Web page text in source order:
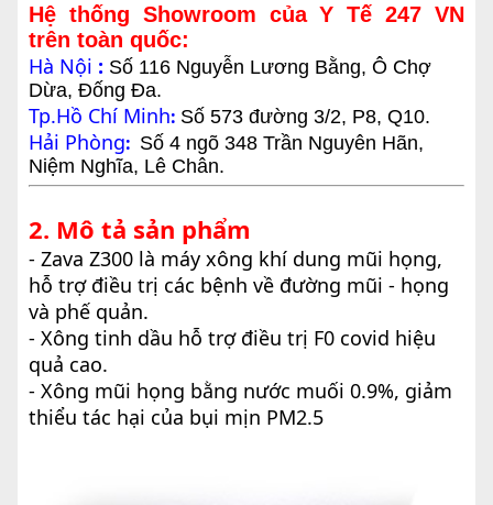
Hệ thống Showroom của Y Tế 247 VN
trên toàn quốc:
Hà Nội : Số 116 Nguyễn Lương Bằng, Ô Chợ
Dừa, Đống Đa.
Tp.Hồ Chí Minh: Số 573 đường 3/2, P8, Q10.
Hải Phòng: Số 4 ngõ 348 Trần Nguyên Hãn,
Niệm Nghĩa, Lê Chân.
2. Mô tả sản phẩm
- Zava Z300 là máy xông khí dung mũi họng,
hỗ trợ điều trị các bệnh về đường mũi - họng
và phế quản.
- Xông tinh dầu hỗ trợ điều trị F0 covid hiệu
quả cao.
- Xông mũi họng bằng nước muối 0.9%, giảm
thiểu tác hại của bụi mịn PM2.5